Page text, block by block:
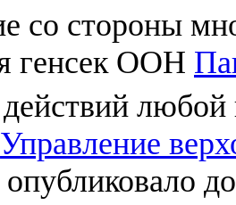
со стороны
генсек ООН
любой
Управление
опубликовало